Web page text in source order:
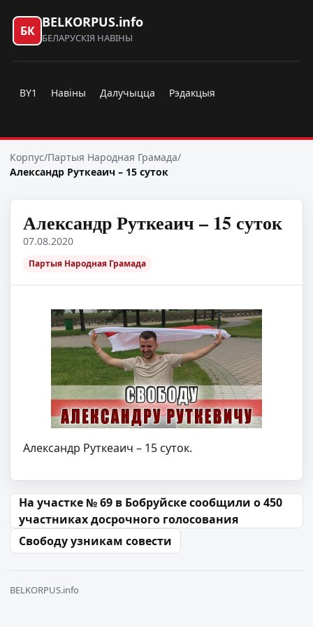
БК
BELKORPUS.info
БЕЛАРУСКІЯ НАВІНЫ
BY1 Навіны Далучыцца Рэдакцыя
Корпус/Партыя Народная Грамада/
Александр Руткеаич – 15 суток
Александр Руткеаич – 15 суток
07.08.2020
Партыя Народная Грамада
Александр Руткеаич – 15 суток.
Навігацыя па запісах
На участке № 69 в Бобруйске сообщили о 450
участниках досрочного голосования
Свободу узникам совести
BELKORPUS.info